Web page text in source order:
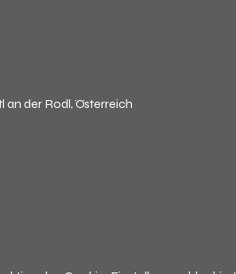
an der Rodl, Österreich